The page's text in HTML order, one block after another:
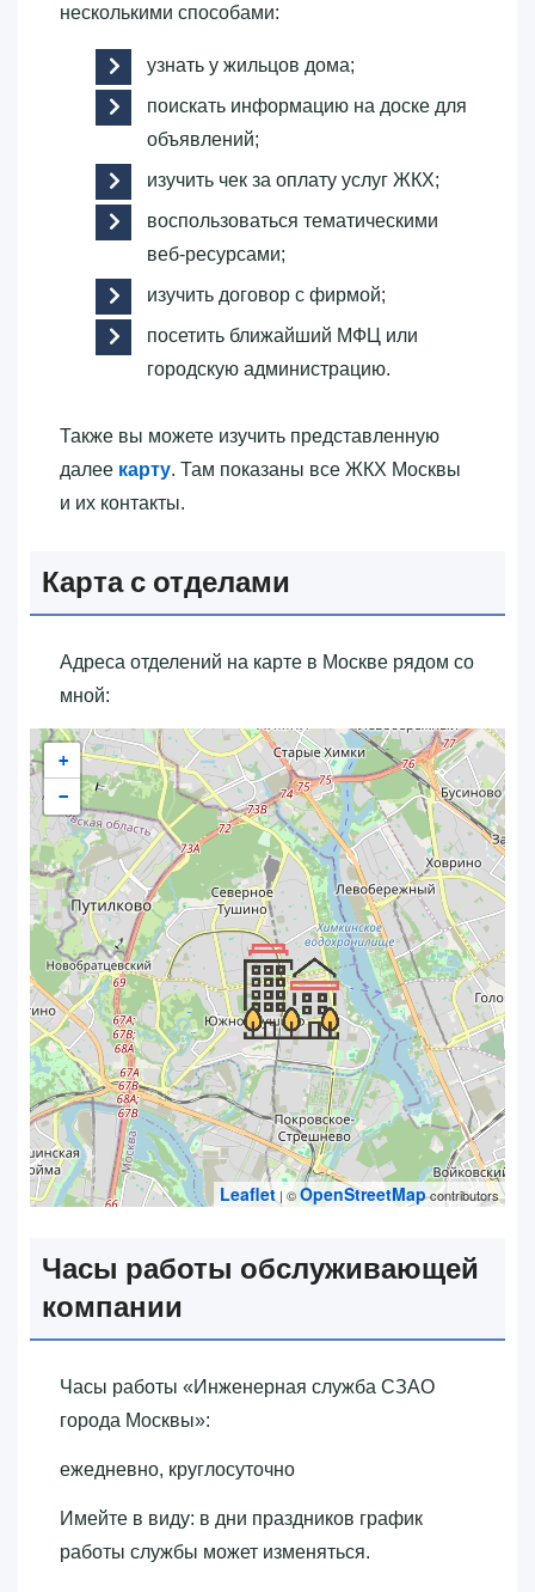
несколькими способами:
узнать у жильцов дома;
поискать информацию на доске для
объявлений;
изучить чек за оплату услуг ЖКХ;
воспользоваться тематическими
веб-ресурсами;
изучить договор с фирмой;
посетить ближайший МФЦ или
городскую администрацию.
Также вы можете изучить представленную
далее карту. Там показаны все ЖКХ Москвы
и их контакты.
Карта с отделами
Адреса отделений на карте в Москве рядом со
мной:
+
−
Leaflet | ©OpenStreetMapcontributors
Часы работы обслуживающей
компании
Часы работы «‎Инженерная служба СЗАО
города Москвы»‎:
ежедневно, круглосуточно
Имейте в виду: в дни праздников график
работы службы может изменяться.